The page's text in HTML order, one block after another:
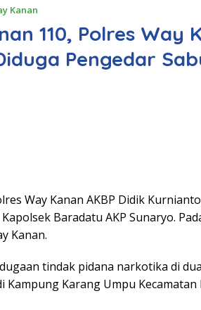
Kanan
110, Polres Way
Pengedar
Way Kanan AKBP Didik
Baradatu AKP Sunaryo.
Kanan.
tindak pidana narkotika di
Kampung Karang Umpu